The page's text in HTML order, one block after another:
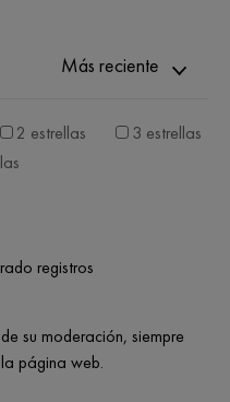
Más reciente
2 estrellas
3 estrellas
registros
su moderación, siempre
página web.